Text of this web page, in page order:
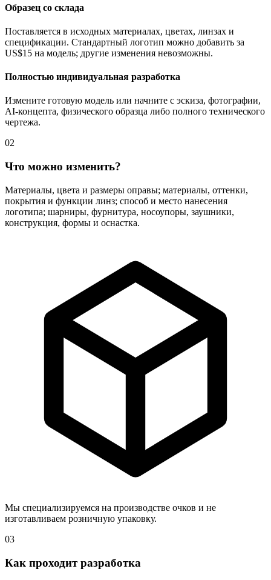
Образец со склада
Поставляется в исходных материалах, цветах, линзах и
спецификации. Стандартный логотип можно добавить за
US$15 на модель; другие изменения невозможны.
Полностью индивидуальная разработка
Измените готовую модель или начните с эскиза, фотографии,
AI-концепта, физического образца либо полного технического
чертежа.
02
Что можно изменить?
Материалы, цвета и размеры оправы; материалы, оттенки,
покрытия и функции линз; способ и место нанесения
логотипа; шарниры, фурнитура, носоупоры, заушники,
конструкция, формы и оснастка.
Мы специализируемся на производстве очков и не
изготавливаем розничную упаковку.
03
Как проходит разработка